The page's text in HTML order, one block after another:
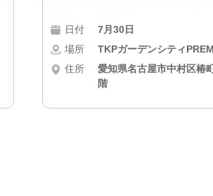
日付
7月30日
場所
TKPガーデンシティ
住所
愛知県名古屋市中村区椿
階